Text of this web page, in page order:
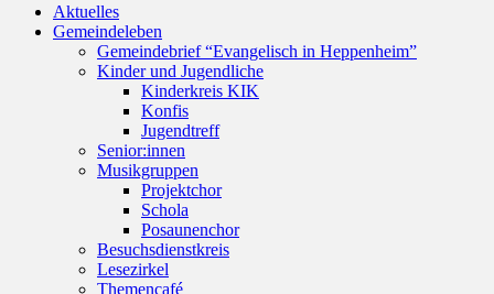
oben
scrollen
Aktuelles
Gemeindeleben
Gemeindebrief “Evangelisch in Heppenheim”
Kinder und Jugendliche
Kinderkreis KIK
Konfis
Jugendtreff
Senior:innen
Musikgruppen
Projektchor
Schola
Posaunenchor
Besuchsdienstkreis
Lesezirkel
Themencafé